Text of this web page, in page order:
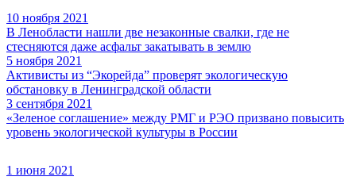
10 ноября 2021
В Ленобласти нашли две незаконные свалки, где не
стесняются даже асфальт закатывать в землю
5 ноября 2021
Активисты из “Экорейда” проверят экологическую
обстановку в Ленинградской области
3 сентября 2021
«Зеленое соглашение» между РМГ и РЭО призвано повысить
уровень экологической культуры в России
1 июня 2021